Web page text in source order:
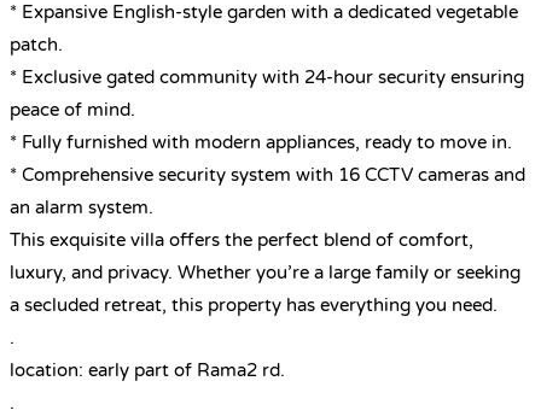
* Expansive English-style garden with a dedicated vegetable
patch.
* Exclusive gated community with 24-hour security ensuring
peace of mind.
* Fully furnished with modern appliances, ready to move in.
* Comprehensive security system with 16 CCTV cameras and
an alarm system.
This exquisite villa offers the perfect blend of comfort,
luxury, and privacy. Whether you’re a large family or seeking
a secluded retreat, this property has everything you need.
.
location: early part of Rama2 rd.
.